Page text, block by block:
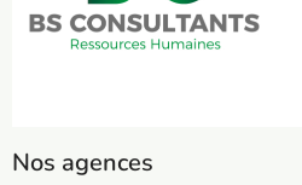
Nos agences